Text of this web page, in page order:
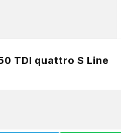
TDI quattro S Line